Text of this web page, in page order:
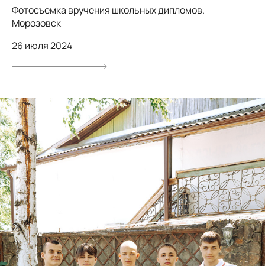
Фотосъемка вручения школьных дипломов.
Морозовск
26 июля 2024